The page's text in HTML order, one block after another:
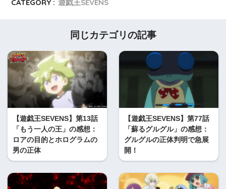
CATEGORY : 遊戯王SEVENS
同じカテゴリの記事
【遊戯王SEVENS】第13話
「もう一人の王」の感想：
ロアの目的とホログラムの
男の正体
【遊戯王SEVENS】第77話
「蘇るグルグル」の感想：
グルグルの正体判明で急展
開！